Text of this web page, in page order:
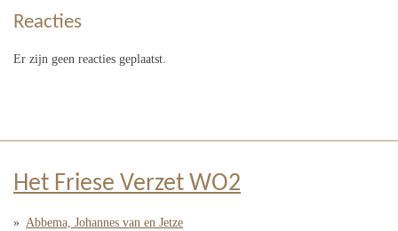
Reacties
Er zijn geen reacties geplaatst.
Het Friese Verzet WO2
Abbema, Johannes van en Jetze